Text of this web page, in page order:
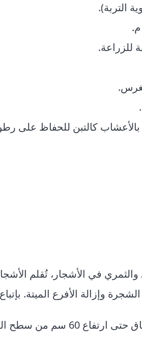
التربة).
للزراعة.
كالتبن للحفاظ على
في الأشجار، تُقلم الأشجار
وإزالة الأفرع الميتة.
بالإضافة إلى